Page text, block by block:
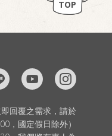
TOP
回覆之需求，請於
，國定假日除外）